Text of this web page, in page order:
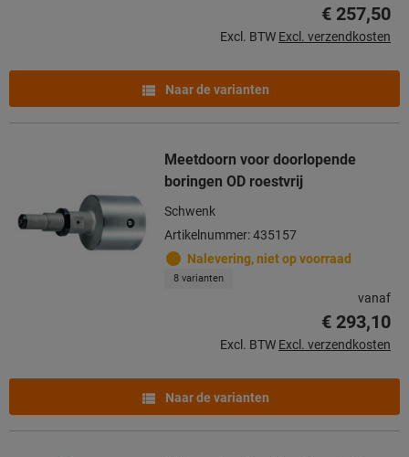
€ 257,50
Excl. BTW Excl. verzendkosten
Naar de varianten
Meetdoorn voor doorlopende
boringen OD roestvrij
Schwenk
Artikelnummer: 435157
Nalevering, niet op voorraad
8 varianten
vanaf
€ 293,10
Excl. BTW Excl. verzendkosten
Naar de varianten